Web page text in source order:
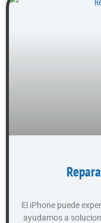
El iPhone puede
ayudamos a